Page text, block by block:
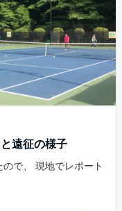
遠征の様子
で、 現地でレポート